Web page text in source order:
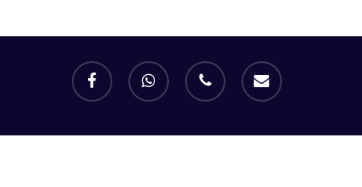
facebook whatsapp phone email